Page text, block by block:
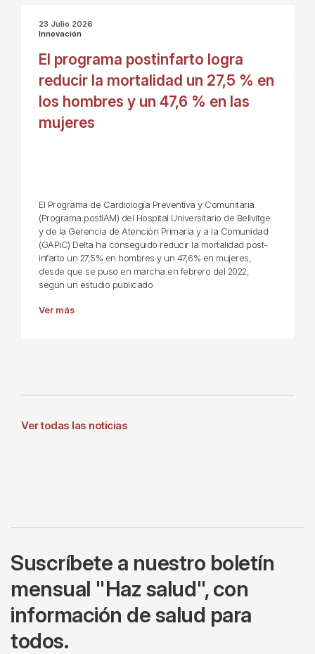
23 Julio 2026
Innovación
El programa postinfarto logra
reducir la mortalidad un 27,5 % en
los hombres y un 47,6 % en las
mujeres
El Programa de Cardiología Preventiva y Comunitaria
(Programa postIAM) del Hospital Universitario de Bellvitge
y de la Gerencia de Atención Primaria y a la Comunidad
(GAPiC) Delta ha conseguido reducir la mortalidad post-
infarto un 27,5% en hombres y un 47,6% en mujeres,
desde que se puso en marcha en febrero del 2022,
según un estudio publicado
Ver más
Ver todas las noticias
Suscríbete a nuestro boletín
mensual "Haz salud", con
información de salud para
todos.